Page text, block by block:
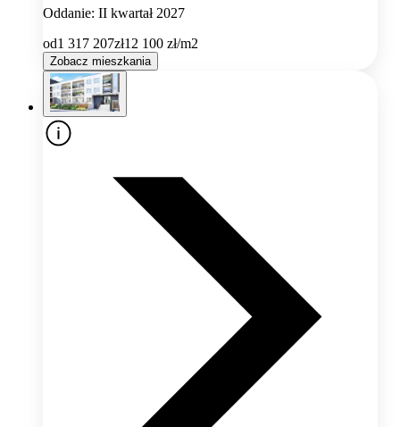
Oddanie: II kwartał 2027
od1 317 207zł12 100 zł/m2
Zobacz mieszkania